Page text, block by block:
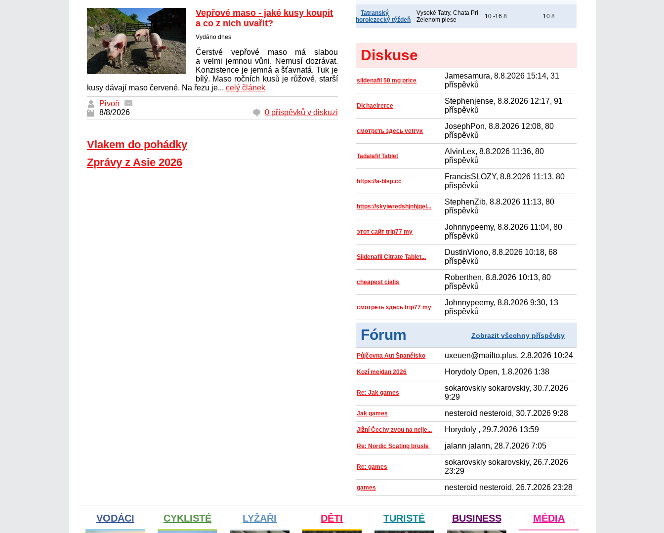
Vepřové maso - jaké kusy koupit
a co z nich uvařit?
Vydáno dnes
Čerstvé vepřové maso má slabou
a velmi jemnou vůni. Nemusí dozrávat.
Konzistence je jemná a šťavnatá. Tuk je
bílý. Maso ročních kusů je růžové, starší
kusy dávají maso červené. Na řezu je... celý článek
Pivoň
8/8/2026
0 příspěvků v diskuzi
Vlakem do pohádky
Zprávy z Asie 2026
Tatranský
horolezecký týždeň
Vysoké Tatry, Chata Pri
Zelenom plese
10.-16.8. 10.8.
Diskuse
sildenafil 50 mg price
Jamesamura, 8.8.2026 15:14, 31
příspěvků
Dichaelrerce
Stephenjense, 8.8.2026 12:17, 91
příspěvků
смотреть здесь vetryx
JosephPon, 8.8.2026 12:08, 80
příspěvků
Tadalafil Tablet
AlvinLex, 8.8.2026 11:36, 80
příspěvků
https://a-blsp.cc
FrancisSLOZY, 8.8.2026 11:13, 80
příspěvků
https://skyiwredshjnhjgel...
StephenZib, 8.8.2026 11:13, 80
příspěvků
этот сайт trip77 my
Johnnypeemy, 8.8.2026 11:04, 80
příspěvků
Sildenafil Citrate Tablet...
DustinViono, 8.8.2026 10:18, 68
příspěvků
cheapest cialis
Roberthen, 8.8.2026 10:13, 80
příspěvků
смотреть здесь trip77 my
Johnnypeemy, 8.8.2026 9:30, 13
příspěvků
Fórum Zobrazit všechny příspěvky
Půjčovna Aut Španělsko uxeuen@mailto.plus, 2.8.2026 10:24
Kozí mejdan 2026 Horydoly Open, 1.8.2026 1:38
Re: Jak games
sokarovskiy sokarovskiy, 30.7.2026
9:29
Jak games nesteroid nesteroid, 30.7.2026 9:28
Jižní Čechy zvou na nejle... Horydoly , 29.7.2026 13:59
Re: Nordic Scating brusle jalann jalann, 28.7.2026 7:05
Re: games
sokarovskiy sokarovskiy, 26.7.2026
23:29
games nesteroid nesteroid, 26.7.2026 23:28
VODÁCI CYKLISTÉ LYŽAŘI DĚTI TURISTÉ BUSINESS MÉDIA